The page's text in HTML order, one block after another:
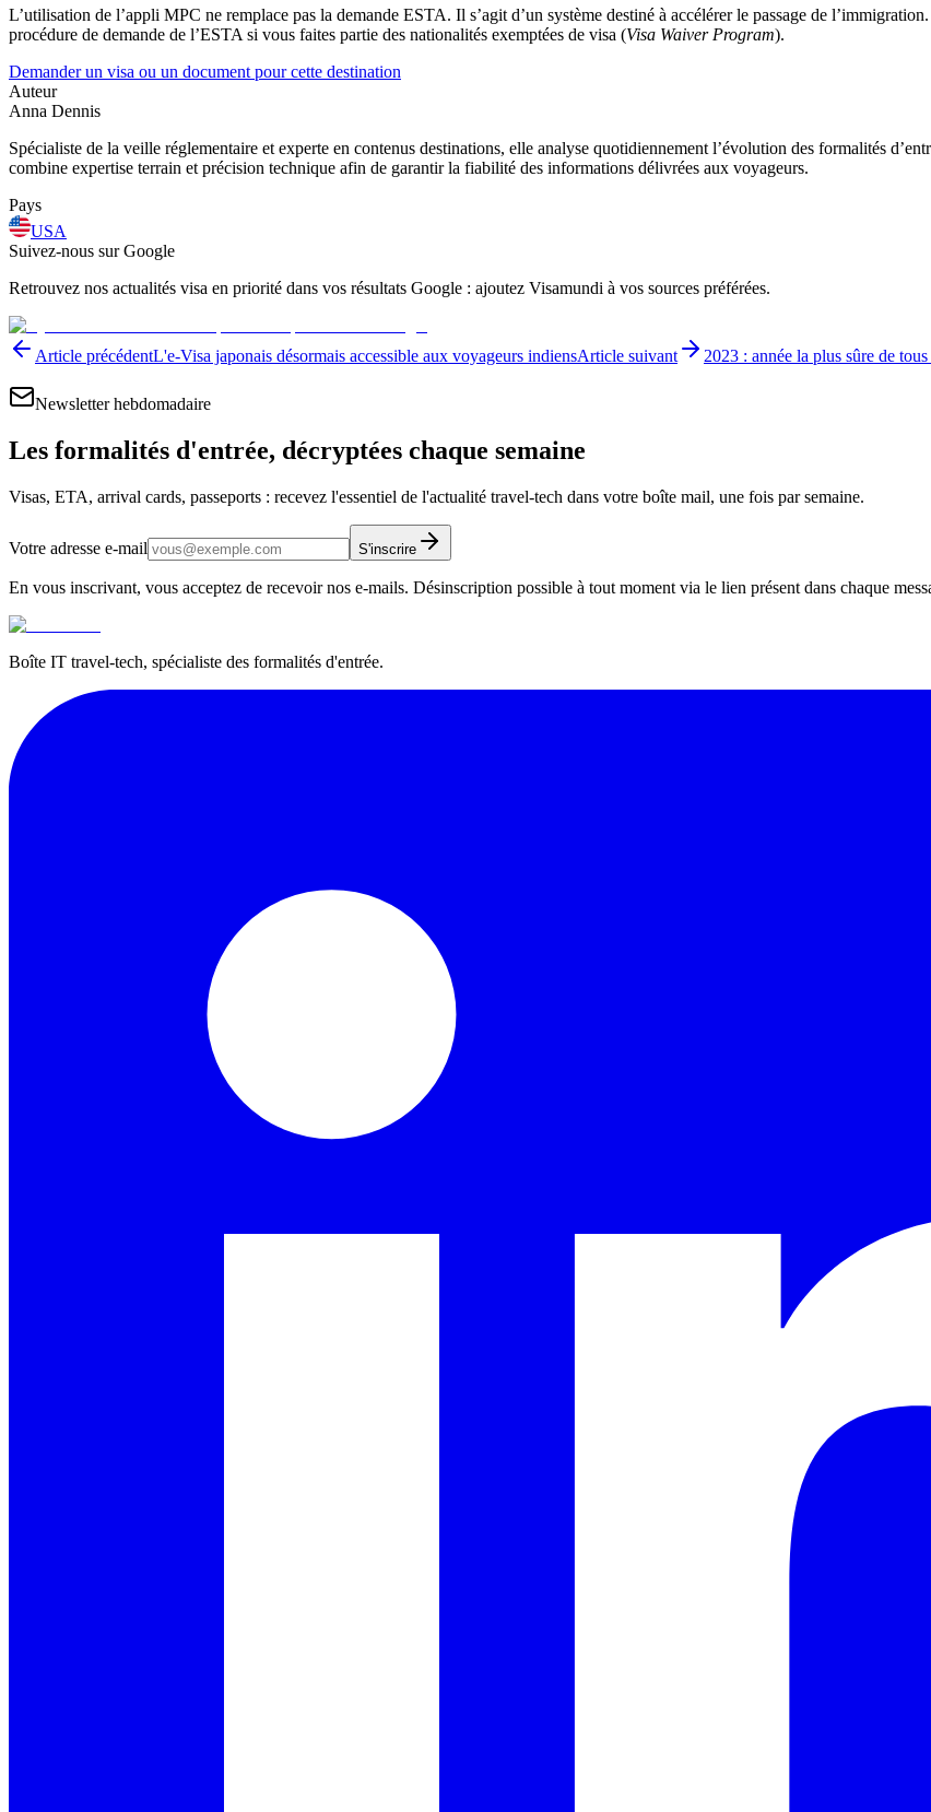
L’utilisation de l’appli MPC ne remplace pas la demande ESTA. Il s’agit d’un système destiné à accélérer le passage de
procédure de demande de l’ESTA si vous faites partie des nationalités exemptées de visa (Visa Waiver Program).
Demander un visa ou un document pour cette destination
Auteur
Anna Dennis
Spécialiste de la veille réglementaire et experte en contenus destinations, elle analyse quotidiennement l’évolution des formalités
combine expertise terrain et précision technique afin de garantir la fiabilité des informations délivrées aux voyageurs.
Pays
USA
Suivez-nous sur Google
Retrouvez nos actualités visa en priorité dans vos résultats Google : ajoutez Visamundi à vos sources préférées.
Article précédentL'e-Visa japonais désormais accessible aux voyageurs indiensArticle suivant 2023 : année la plus sûre de
Newsletter hebdomadaire
Les formalités d'entrée, décryptées chaque semaine
Visas, ETA, arrival cards, passeports : recevez l'essentiel de l'actualité travel-tech dans votre boîte mail, une fois par semaine.
Votre adresse e-mail S'inscrire
En vous inscrivant, vous acceptez de recevoir nos e-mails. Désinscription possible à tout moment via le lien présent dans chaque
Boîte IT travel-tech, spécialiste des formalités d'entrée.